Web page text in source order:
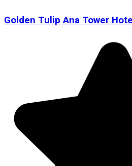
Golden Tulip Ana Tower